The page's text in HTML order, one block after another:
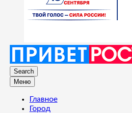
Search
Меню
Главное
Город